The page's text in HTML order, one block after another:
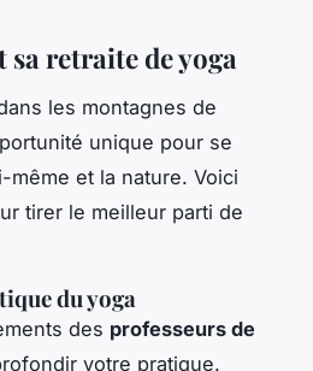
retraite de yoga
les montagnes de
unique pour se
même et la nature. Voici
tirer le meilleur parti de
du yoga
des professeurs de
votre pratique.